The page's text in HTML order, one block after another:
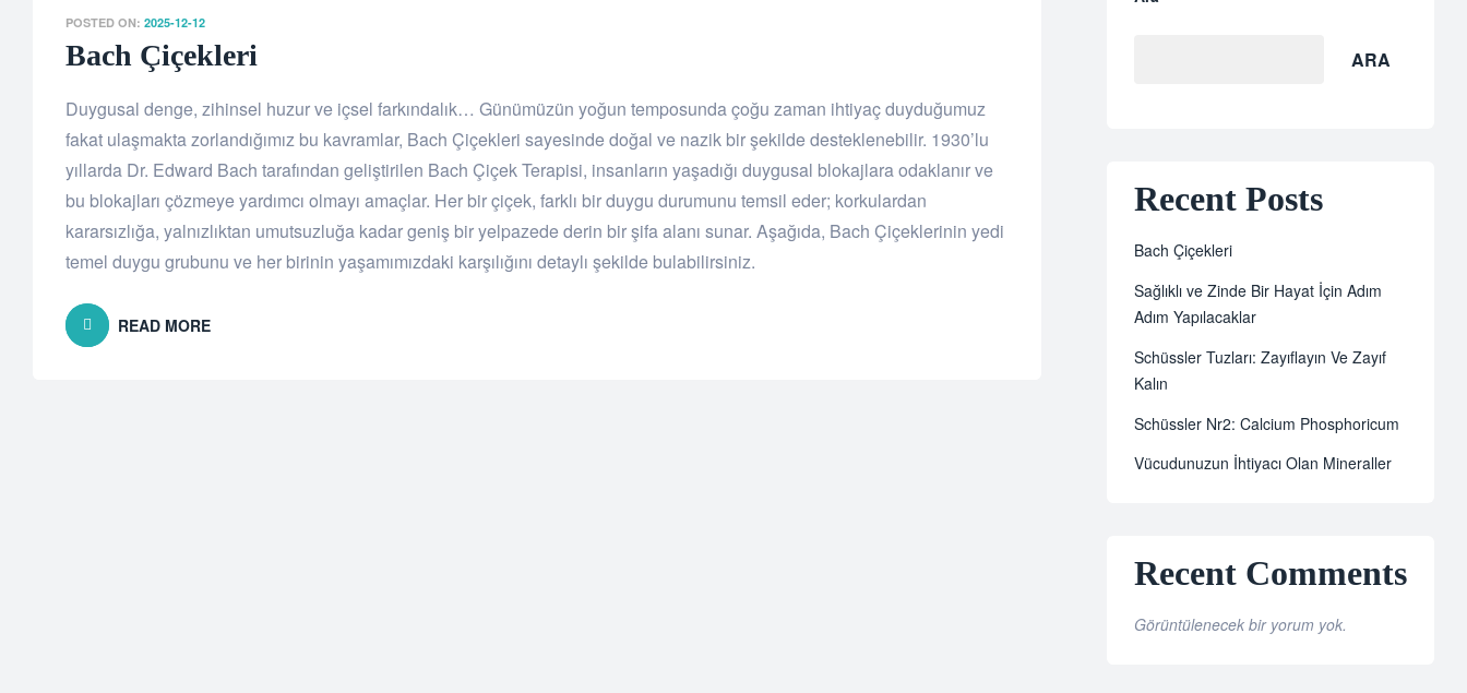
POSTED ON: 2025-12-12
Bach Çiçekleri
Duygusal denge, zihinsel huzur ve içsel farkındalık… Günümüzün yoğun temposunda çoğu zaman ihtiyaç duyduğumuz
fakat ulaşmakta zorlandığımız bu kavramlar, Bach Çiçekleri sayesinde doğal ve nazik bir şekilde desteklenebilir. 1930’lu
yıllarda Dr. Edward Bach tarafından geliştirilen Bach Çiçek Terapisi, insanların yaşadığı duygusal blokajlara odaklanır ve
bu blokajları çözmeye yardımcı olmayı amaçlar. Her bir çiçek, farklı bir duygu durumunu temsil eder; korkulardan
kararsızlığa, yalnızlıktan umutsuzluğa kadar geniş bir yelpazede derin bir şifa alanı sunar. Aşağıda, Bach Çiçeklerinin yedi
temel duygu grubunu ve her birinin yaşamımızdaki karşılığını detaylı şekilde bulabilirsiniz.
READ MORE
ARA
Recent Posts
Bach Çiçekleri
Sağlıklı ve Zinde Bir Hayat İçin Adım
Adım Yapılacaklar
Schüssler Tuzları: Zayıflayın Ve Zayıf
Kalın
Schüssler Nr2: Calcium Phosphoricum
Vücudunuzun İhtiyacı Olan Mineraller
Recent Comments
Görüntülenecek bir yorum yok.